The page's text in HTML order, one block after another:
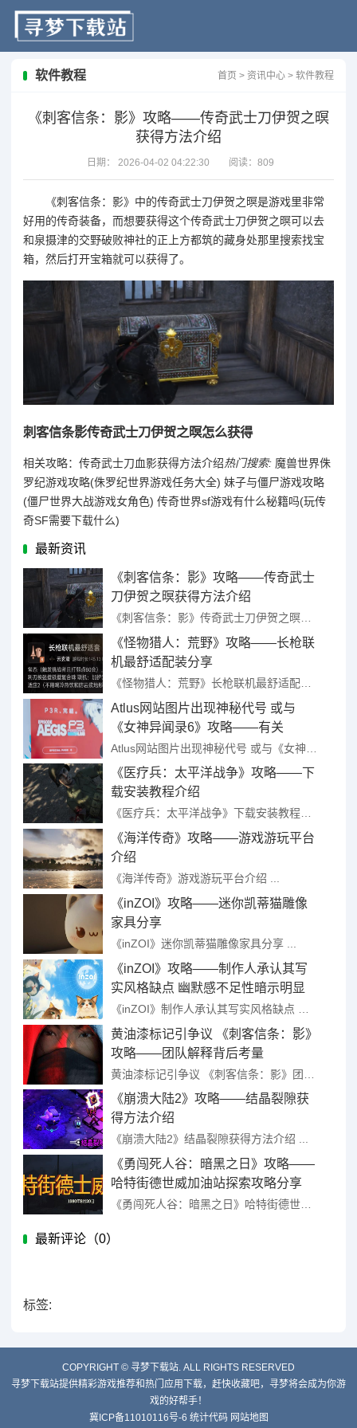
软件教程 首页 > 资讯中心 > 软件教程
《刺客信条：影》攻略——传奇武士刀伊贺之暝
获得方法介绍
日期： 2026-04-02 04:22:30 阅读： 809
《刺客信条：影》中的传奇武士刀伊贺之暝是游戏里非常
好用的传奇装备，而想要获得这个传奇武士刀伊贺之暝可以去
和泉摄津的交野破败神社的正上方都筑的藏身处那里搜索找宝
箱，然后打开宝箱就可以获得了。
刺客信条影传奇武士刀伊贺之暝怎么获得
相关攻略：传奇武士刀血影获得方法介绍热门搜索: 魔兽世界侏
罗纪游戏攻略(侏罗纪世界游戏任务大全) 妹子与僵尸游戏攻略
(僵尸世界大战游戏女角色) 传奇世界sf游戏有什么秘籍吗(玩传
奇SF需要下载什么)
最新资讯
《刺客信条：影》攻略——传奇武士
刀伊贺之暝获得方法介绍
《怪物猎人：荒野》攻略——长枪联
机最舒适配装分享
Atlus网站图片出现神秘代号 或与
《女神异闻录6》攻略——有关
《医疗兵：太平洋战争》攻略——下
载安装教程介绍
《医疗兵：太平洋战争》下载安装教程介绍 ...
《海洋传奇》攻略——游戏游玩平台
介绍
《海洋传奇》游戏游玩平台介绍 ...
《inZOI》攻略——迷你凯蒂猫雕像
家具分享
《inZOI》迷你凯蒂猫雕像家具分享 ...
《inZOI》攻略——制作人承认其写
实风格缺点 幽默感不足性暗示明显
黄油漆标记引争议 《刺客信条：影》
攻略——团队解释背后考量
《崩溃大陆2》攻略——结晶裂隙获
得方法介绍
《崩溃大陆2》结晶裂隙获得方法介绍 ...
《勇闯死人谷：暗黑之日》攻略——
哈特街德世威加油站探索攻略分享
最新评论（0）
标签:
COPYRIGHT © 寻梦下载站. ALL RIGHTS RESERVED
寻梦下载站提供精彩游戏推荐和热门应用下载，赶快收藏吧，寻梦将会成为你游
戏的好帮手！
冀ICP备11010116号-6 统计代码 网站地图